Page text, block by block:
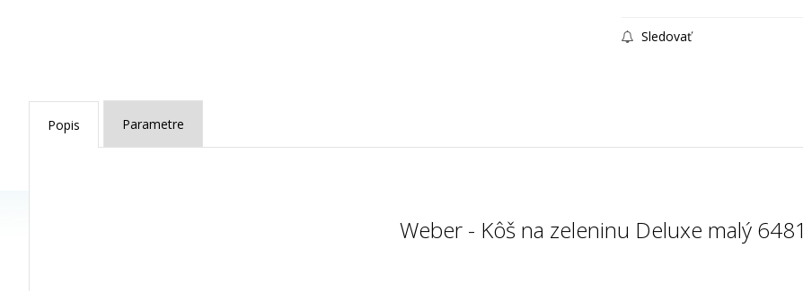
Sledovať
Popis Parametre
Weber - Kôš na zeleninu Deluxe malý 6481